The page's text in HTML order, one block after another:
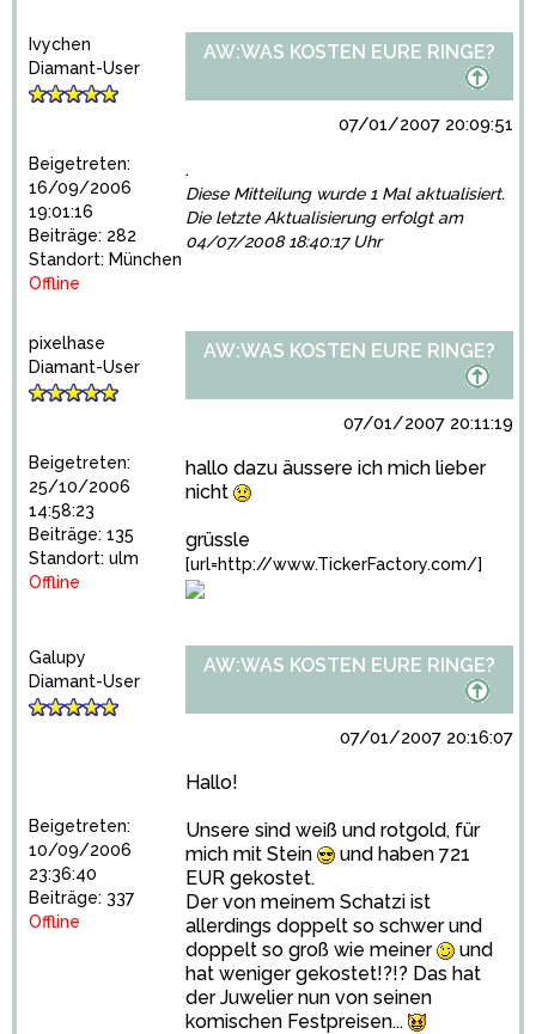
Ivychen
Diamant-User
Beigetreten:
16/09/2006
19:01:16
Beiträge: 282
Standort: München
Offline
AW:WAS KOSTEN EURE RINGE?
07/01/2007 20:09:51
.
Diese Mitteilung wurde 1 Mal aktualisiert.
Die letzte Aktualisierung erfolgt am
04/07/2008 18:40:17 Uhr
pixelhase
Diamant-User
Beigetreten:
25/10/2006
14:58:23
Beiträge: 135
Standort: ulm
Offline
AW:WAS KOSTEN EURE RINGE?
07/01/2007 20:11:19
hallo dazu äussere ich mich lieber
nicht
grüssle
[url=http://www.TickerFactory.com/]
Galupy
Diamant-User
Beigetreten:
10/09/2006
23:36:40
Beiträge: 337
Offline
AW:WAS KOSTEN EURE RINGE?
07/01/2007 20:16:07
Hallo!
Unsere sind weiß und rotgold, für
mich mit Stein
und haben 721
EUR gekostet.
Der von meinem Schatzi ist
allerdings doppelt so schwer und
doppelt so groß wie meiner
und
hat weniger gekostet!?!? Das hat
der Juwelier nun von seinen
komischen Festpreisen...